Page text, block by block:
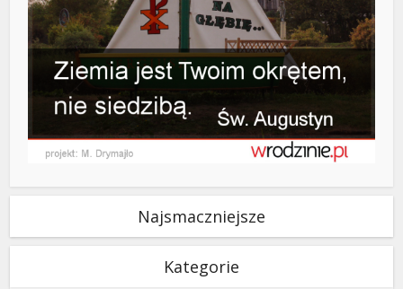
Najsmaczniejsze
Kategorie